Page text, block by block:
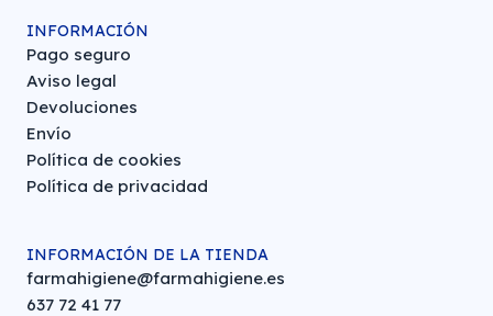
INFORMACIÓN
Pago seguro
Aviso legal
Devoluciones
Envío
Política de cookies
Política de privacidad
INFORMACIÓN DE LA TIENDA
farmahigiene@farmahigiene.es
637 72 41 77